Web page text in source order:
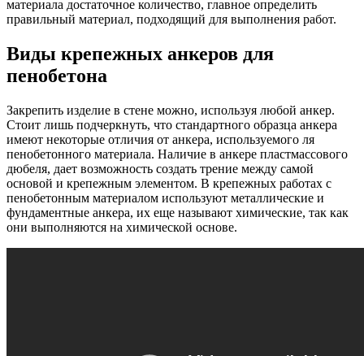
материала достаточное количество, главное определить
правильный материал, подходящий для выполнения работ.
Виды крепежных анкеров для
пенобетона
Закрепить изделие в стене можно, используя любой анкер.
Стоит лишь подчеркнуть, что стандартного образца анкера
имеют некоторые отличия от анкера, используемого ля
пенобетонного материала. Наличие в анкере пластмассового
дюбеля, дает возможность создать трение между самой
основой и крепежным элементом. В крепежных работах с
пенобетонным материалом используют металлические и
фундаментные анкера, их еще называют химические, так как
они выполняются на химической основе.